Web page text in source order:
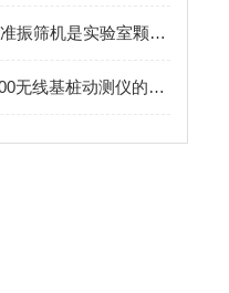
顶击式标准振筛机是实验室颗粒分级中的精密工具
ZBL-P8000无线基桩动测仪的技术参数